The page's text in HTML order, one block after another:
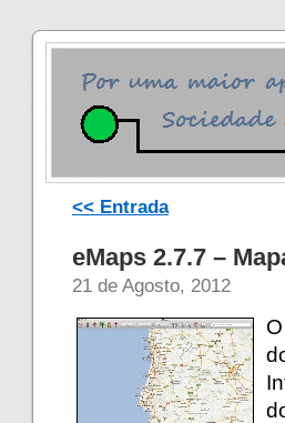
<< Entrada
eMaps 2.7.7 –
21 de Agosto, 2012